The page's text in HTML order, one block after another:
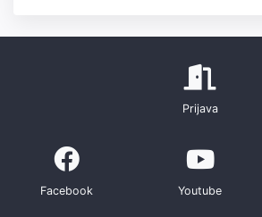
Prijava
Facebook Youtube